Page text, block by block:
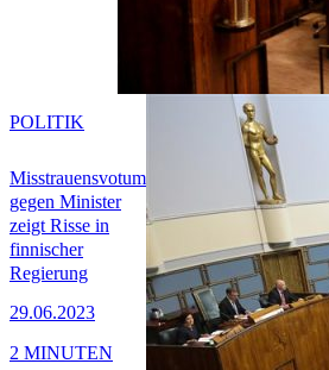
Misstrauensvotum
gegen Minister
zeigt Risse in
finnischer
Regierung
29.06.2023
POLITIK
2 MINUTEN